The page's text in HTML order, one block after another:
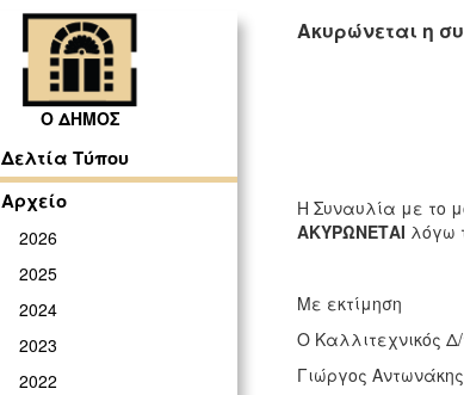
Ο ΔΗΜΟΣ
Δελτία Τύπου
Αρχείο
2026
2025
2024
2023
2022
Ακυρώνεται η
Η Συναυλία με το
ΑΚΥΡΩΝΕΤΑΙ λόγω
Με εκτίμηση
Ο Καλλιτεχνικός
Γιώργος Αντωνάκης